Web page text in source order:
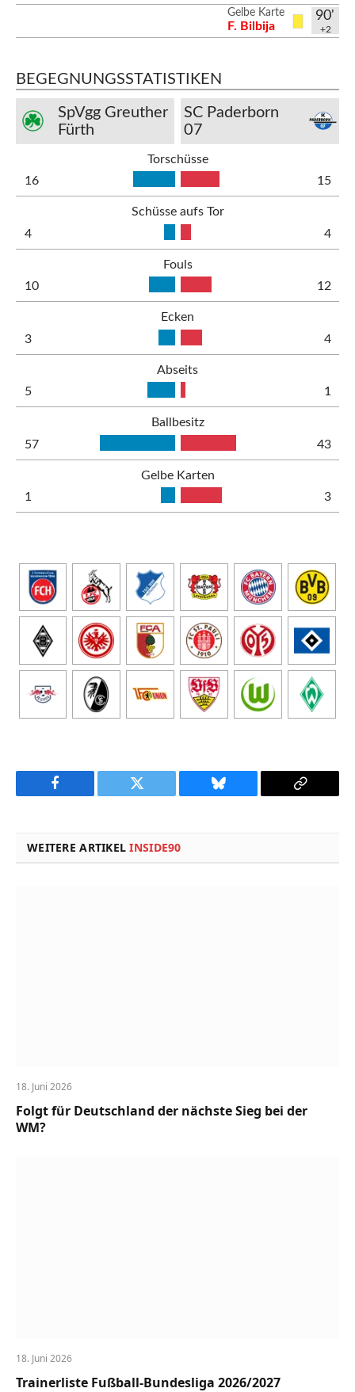
90'
+2
Gelbe Karte
F. Bilbija
BEGEGNUNGSSTATISTIKEN
SpVgg Greuther
Fürth
SC Paderborn
07
Torschüsse
16
15
Schüsse aufs Tor
4
4
Fouls
10
12
Ecken
3
4
Abseits
5
1
Ballbesitz
57
43
Gelbe Karten
1
3
Facebook Twitter Bluesky
Copy
WEITERE ARTIKELINSIDE90
18. Juni 2026
Folgt für Deutschland der nächste Sieg bei der
WM?
18. Juni 2026
Trainerliste Fußball-Bundesliga 2026/2027